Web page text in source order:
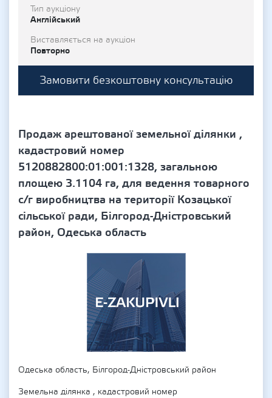
Тип аукціону
Англійський
Виставляється на аукціон
Повторно
Замовити безкоштовну консультацію
Продаж арештованої земельної ділянки ,
кадастровий номер
5120882800:01:001:1328, загальною
площею 3.1104 га, для ведення товарного
с/г виробництва на території Козацької
сільської ради, Білгород-Дністровський
район, Одеська область
Одеська область, Білгород-Дністровський район
Земельна ділянка , кадастровий номер